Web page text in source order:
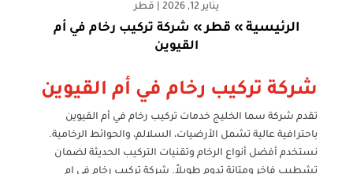
يناير 12, 2026 قطر
الرئيسية » قطر» شركة تركيب رخام في أم
القيوين
شركة تركيب رخام في أم القيوين
تقدم شركة سما الخليج خدمات تركيب رخام في أم القيوين
باحترافية عالية تشمل الأرضيات، السلالم، والحوائط الرخامية.
نستخدم أفضل أنواع الرخام وتقنيات التركيب الحديثة لضمان
تشطيب فاخر ومتانة تدوم طويلاً. شركة تركيب رخام في ام